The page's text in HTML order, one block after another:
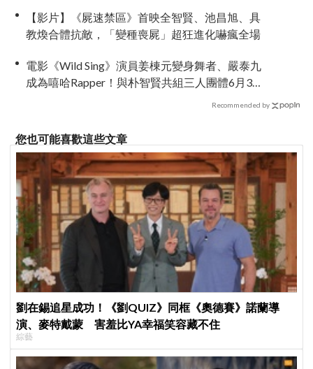
【影片】《屍速禁區》首映全智賢、池昌旭、具
教煥合體抗敵，「變種喪屍」超狂進化嚇瘋全場
電影《Wild Sing》演員姜棟元變身舞者、嚴泰九
成為嘻哈Rapper！與朴智賢共組三人團體6月3日
Recommended by
您也可能喜歡這些文章
劉在錫追星成功！《劉QUIZ》同框《奧德賽》諾蘭導
演、麥特戴蒙 害羞比YA幸福笑容藏不住
綜藝